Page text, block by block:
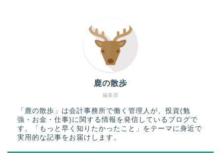
編集部
鹿の散歩
「鹿の散歩」は会計事務所で働く管理人が、投資(勉
強・お金・仕事)に関する情報を発信しているブログで
す。「もっと早く知りたかったこと」をテーマに身近で
実用的な記事をお届けします。